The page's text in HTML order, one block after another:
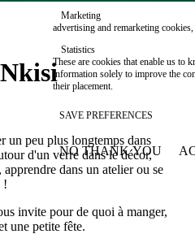
peu plus longtemps dans
d'un verre dans le décor,
dans un atelier ou se
!
invite pour de quoi à manger,
une petite fête.
Marketing
advertising and remarketing cookies,
Statistics
These are cookies that enable us to
information solely to improve the
their placement.
SAVE PREFERENCES
NO THANK YOU
WITHDRAW